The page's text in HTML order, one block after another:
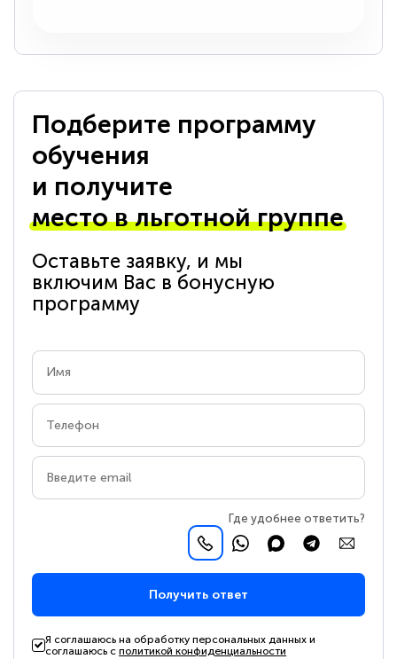
Подберите программу
обучения
и получите
место в льготной группе
Оставьте заявку, и мы
включим Вас в бонусную
программу
Где удобнее ответить?
Получить ответ
Я соглашаюсь на обработку персональных данных и
соглашаюсь сполитикой конфиденциальности